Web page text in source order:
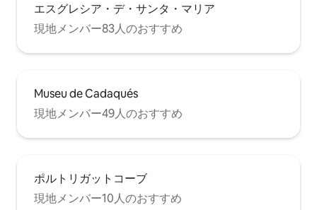
エスグレシア・デ・サンタ・マリア
現地メンバー83人のおすすめ
Museu de Cadaqués
現地メンバー49人のおすすめ
ポルトリガットコーブ
現地メンバー10人のおすすめ